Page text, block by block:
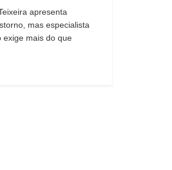
apresenta
mas especialista
exige mais do que